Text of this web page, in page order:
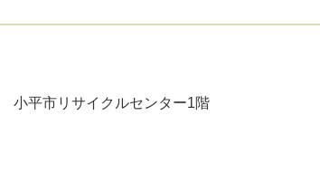
小平市リサイクルセンター1階